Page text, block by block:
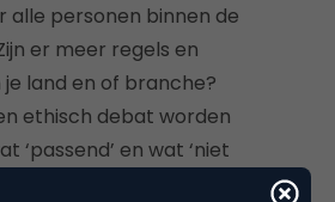
alle personen binnen de
er meer regels en
land en of branche?
ethisch debat worden
‘passend’ en wat ‘niet
je bedrijf en voor anderen.